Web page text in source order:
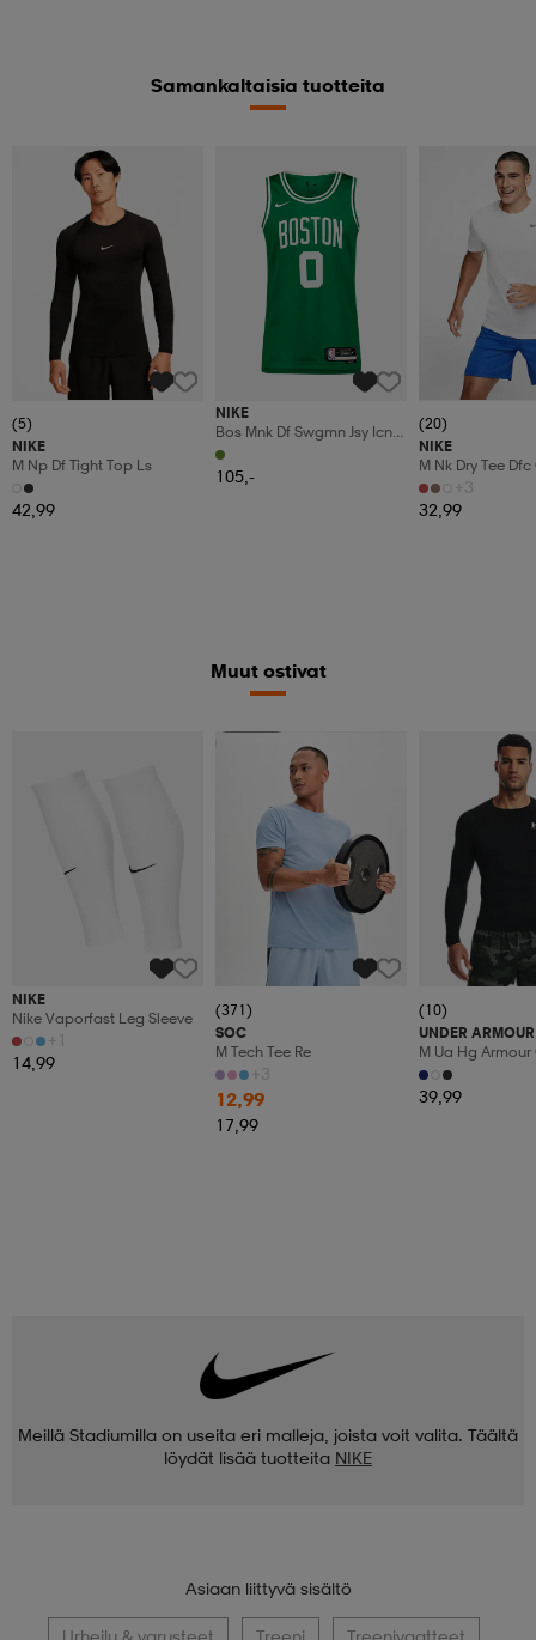
Samankaltaisia tuotteita
(5)
NIKE
M Np Df Tight Top Ls
42,99
NIKE
Bos Mnk Df Swgmn Jsy Icn
22
105,-
(20)
NIKE
M Nk Dry Tee
+3
32,99
Muut ostivat
NIKE
Nike Vaporfast Leg Sleeve
+1
14,99
(371)
SOC
M Tech Tee Re
+3
12,99
17,99
(10)
UNDER ARMOUR
M Ua Hg
39,99
Meillä Stadiumilla on useita eri malleja, joista voit valita. Täältä
löydät lisää tuotteita NIKE
Asiaan liittyvä sisältö